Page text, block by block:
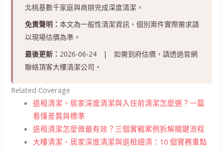
北桃基數千家庭與商辦完成深度清潔。
免責聲明：本文為一般性清潔資訊，個別案件實際需求請
以現場估價為準。
最後更新： 2026-06-24 | 如需到府估價，請透過官網
聯絡頂客大樓清潔公司。
Related Coverage
退租清潔、居家深度清潔與入住前清潔怎麼選？一篇
看懂差異與標準
退租清潔怎麼做最有效？三個實戰案例拆解關鍵流程
大樓清潔、居家深度清潔與退租細清：10 個實務重點